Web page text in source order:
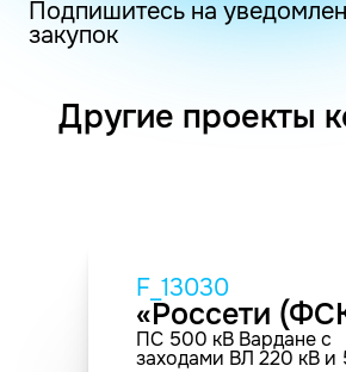
Подпишитесь на
закупок
Другие проекты
F_13030
«Россети
ПС 500 кВ Вардане с
заходами BЛ 220 кВ и